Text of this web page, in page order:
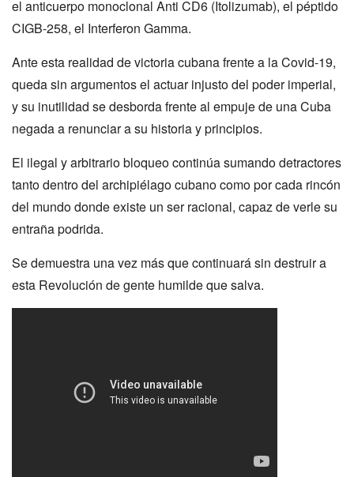
el anticuerpo monoclonal Anti CD6 (Itolizumab), el péptido
CIGB-258, el Interferon Gamma.
Ante esta realidad de victoria cubana frente a la Covid-19,
queda sin argumentos el actuar injusto del poder imperial,
y su inutilidad se desborda frente al empuje de una Cuba
negada a renunciar a su historia y principios.
El ilegal y arbitrario bloqueo continúa sumando detractores
tanto dentro del archipiélago cubano como por cada rincón
del mundo donde existe un ser racional, capaz de verle su
entraña podrida.
Se demuestra una vez más que continuará sin destruir a
esta Revolución de gente humilde que salva.